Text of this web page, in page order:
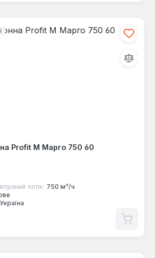
Profit M Марго 750 60
потік: 750 м³/ч
Україна